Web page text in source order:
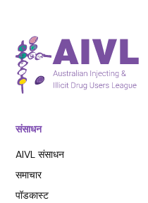
संसाधन
AIVL संसाधन
समाचार
पॉडकास्ट